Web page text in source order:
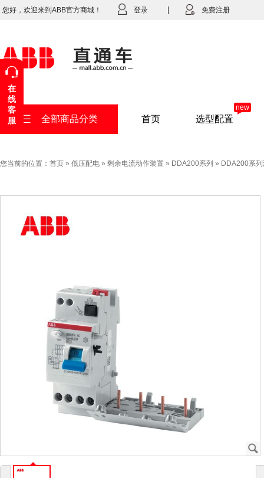
您好，欢迎来到ABB官方商城！ 登录 免费注册
全部商品分类 首页 选型配置
new
您当前的位置： 首页 » 低压配电 » 剩余电流动作装置 » DDA200系列 » DDA200系
J
在
线
客
服